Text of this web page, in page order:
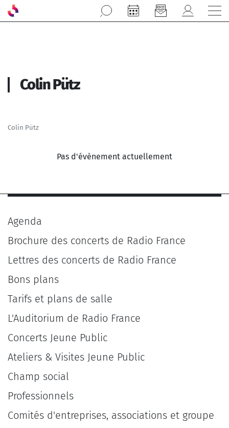
Aller au contenu principal
Colin Pütz
Colin Pütz
Pas d'évènement actuellement
Agenda
Brochure des concerts de Radio France
Lettres des concerts de Radio France
Bons plans
Tarifs et plans de salle
L'Auditorium de Radio France
Concerts Jeune Public
Ateliers & Visites Jeune Public
Champ social
Professionnels
Comités d'entreprises, associations et groupe